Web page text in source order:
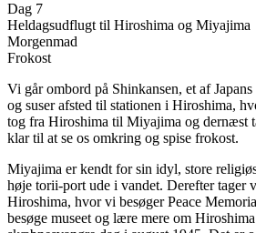
Dag 7
Heldagsudflugt til Hiroshima og Miyajima
Morgenmad
Frokost
Vi går ombord på Shinkansen, et af
og suser afsted til stationen i Hiroshima,
tog fra Hiroshima til Miyajima og dernæst
klar til at se os omkring og spise frokost.
Miyajima er kendt for sin idyl, store
høje torii-port ude i vandet. Derefter tager
Hiroshima, hvor vi besøger Peace
besøge museet og lære mere om